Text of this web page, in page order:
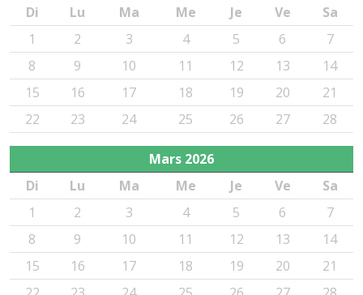
Di
Lu Ma Me Je Ve
Sa
1
2 3 4 5 6
7
8
9 10 11 12 13
14
15
16 17 18 19 20
21
22
23 24 25 26 27 28
Mars 2026
Di
Lu Ma Me Je Ve
Sa
1
2 3 4 5 6
7
8
9 10 11 12 13
14
15
16 17 18 19 20
21